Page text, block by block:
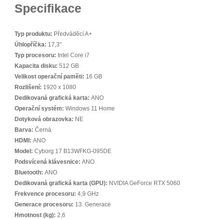
Specifikace
Typ produktu: Předváděcí A+
Úhlopříčka: 17,3"
Typ procesoru: Intel Core i7
Kapacita disku: 512 GB
Velikost operační paměti: 16 GB
Rozlišení: 1920 x 1080
Dedikovaná grafická karta: ANO
Operační systém: Windows 11 Home
Dotyková obrazovka: NE
Barva: Černá
HDMI: ANO
Model: Cyborg 17 B13WFKG-095DE
Podsvícená klávesnice: ANO
Bluetooth: ANO
Dedikovaná grafická karta (GPU): NVIDIA GeForce RTX 5060
Frekvence procesoru: 4,9 GHz
Generace procesoru: 13. Generace
Hmotnost (kg): 2,6